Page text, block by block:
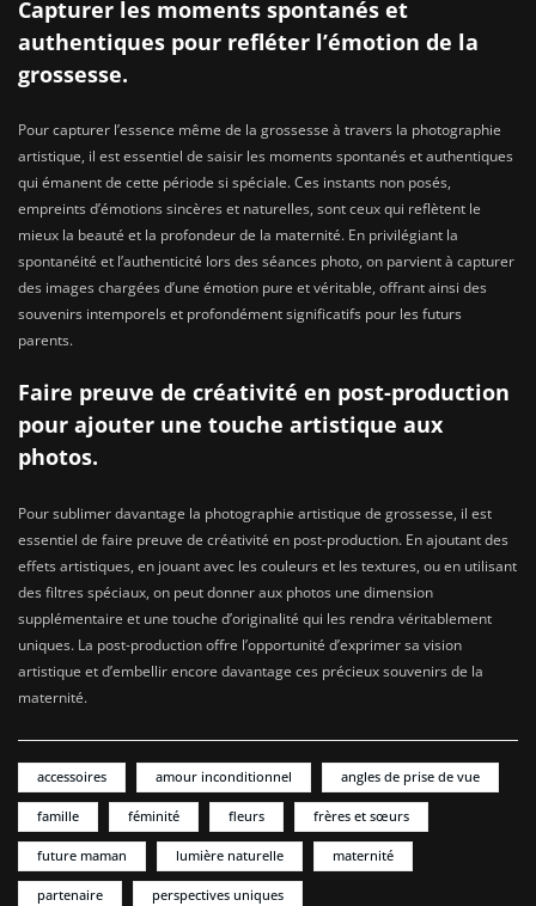
Capturer les moments spontanés et
authentiques pour refléter l’émotion de la
grossesse.
Pour capturer l’essence même de la grossesse à travers la photographie
artistique, il est essentiel de saisir les moments spontanés et authentiques
qui émanent de cette période si spéciale. Ces instants non posés,
empreints d’émotions sincères et naturelles, sont ceux qui reflètent le
mieux la beauté et la profondeur de la maternité. En privilégiant la
spontanéité et l’authenticité lors des séances photo, on parvient à capturer
des images chargées d’une émotion pure et véritable, offrant ainsi des
souvenirs intemporels et profondément significatifs pour les futurs
parents.
Faire preuve de créativité en post-production
pour ajouter une touche artistique aux
photos.
Pour sublimer davantage la photographie artistique de grossesse, il est
essentiel de faire preuve de créativité en post-production. En ajoutant des
effets artistiques, en jouant avec les couleurs et les textures, ou en utilisant
des filtres spéciaux, on peut donner aux photos une dimension
supplémentaire et une touche d’originalité qui les rendra véritablement
uniques. La post-production offre l’opportunité d’exprimer sa vision
artistique et d’embellir encore davantage ces précieux souvenirs de la
maternité.
accessoires amour inconditionnel angles de prise de vue
famille féminité fleurs frères et sœurs
future maman lumière naturelle maternité
partenaire perspectives uniques